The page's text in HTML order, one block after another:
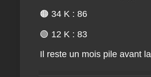
🟠 34 K : 86
🟢 12 K : 83
Il reste un mois pile avant